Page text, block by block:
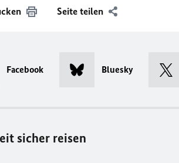
Seite teilen
Facebook Bluesky
sicher reisen